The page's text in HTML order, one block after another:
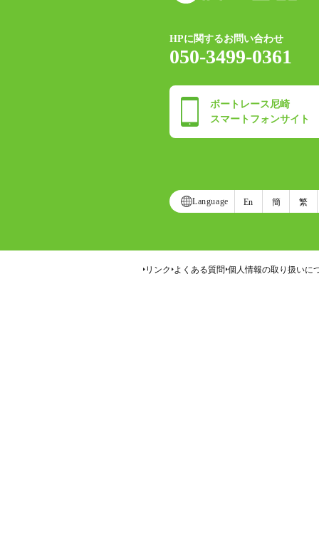
HPに関するお問い合わせ
050-3499-0361
ボートレース尼崎
スマートフォンサイト
Language En 簡 繁
リンク よくある質問 個人情報の取り扱いに